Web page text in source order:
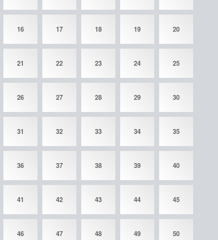
16 17 18 19 20
21 22 23 24 25
26 27 28 29 30
31 32 33 34 35
36 37 38 39 40
41 42 43 44 45
46 47 48 49 50